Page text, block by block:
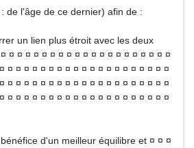
de l'âge de ce dernier) afin de :
un lien plus étroit avec les deux
¤ ¤ ¤ ¤ ¤ ¤ ¤ ¤ ¤ ¤ ¤ ¤ ¤ ¤ ¤ ¤ ¤ ¤ ¤ ¤
¤ ¤ ¤ ¤ ¤ ¤ ¤ ¤ ¤ ¤ ¤ ¤ ¤ ¤ ¤ ¤ ¤ ¤ ¤ ¤
¤ ¤ ¤ ¤ ¤ ¤ ¤ ¤ ¤ ¤ ¤ ¤ ¤ ¤ ¤ ¤ ¤ ¤ ¤ ¤
¤ ¤ ¤ ¤ ¤ ¤ ¤ ¤ ¤ ¤ ¤ ¤ ¤ ¤ ¤ ¤ ¤ ¤ ¤ ¤
d'un meilleur équilibre et ¤ ¤ ¤